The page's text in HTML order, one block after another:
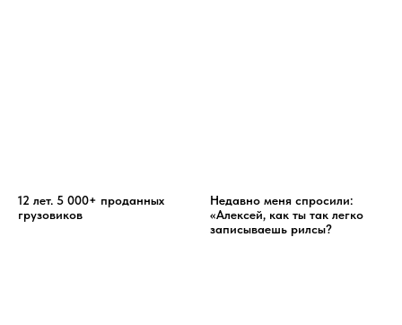
12 лет. 5 000+ проданных
грузовиков
Недавно меня спросили:
«Алексей, как ты так легко
записываешь рилсы?